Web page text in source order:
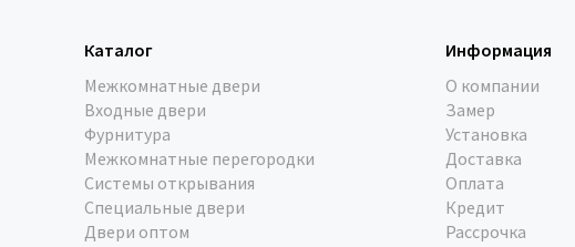
Каталог
Межкомнатные двери
Входные двери
Фурнитура
Межкомнатные перегородки
Системы открывания
Специальные двери
Двери оптом
Информация
О компании
Замер
Установка
Доставка
Оплата
Кредит
Рассрочка